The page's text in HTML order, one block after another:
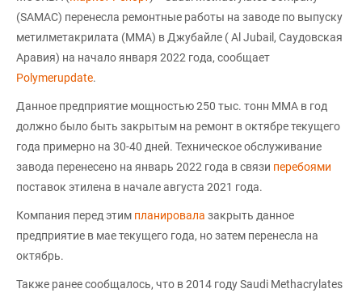
(SAMAC) перенесла ремонтные работы на заводе по выпуску
метилметакрилата (ММА) в Джубайле ( Al Jubail, Саудовская
Аравия) на начало января 2022 года, сообщает
Polymerupdate.
Данное предприятие мощностью 250 тыс. тонн ММА в год
должно было быть закрытым на ремонт в октябре текущего
года примерно на 30-40 дней. Техническое обслуживание
завода перенесено на январь 2022 года в связи перебоями
поставок этилена в начале августа 2021 года.
Компания перед этим планировала закрыть данное
предприятие в мае текущего года, но затем перенесла на
октябрь.
Также ранее сообщалось, что в 2014 году Saudi Methacrylates